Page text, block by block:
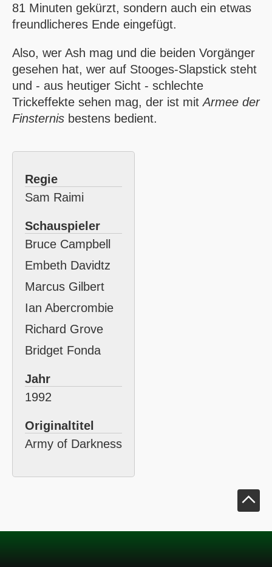
81 Minuten gekürzt, sondern auch ein etwas
freundlicheres Ende eingefügt.
Also, wer Ash mag und die beiden Vorgänger
gesehen hat, wer auf Stooges-Slapstick steht
und - aus heutiger Sicht - schlechte
Trickeffekte sehen mag, der ist mitArmee der
Finsternis bestens bedient.
Regie
Sam Raimi
Schauspieler
Bruce Campbell
Embeth Davidtz
Marcus Gilbert
Ian Abercrombie
Richard Grove
Bridget Fonda
Jahr
1992
Originaltitel
Army of Darkness
Klick